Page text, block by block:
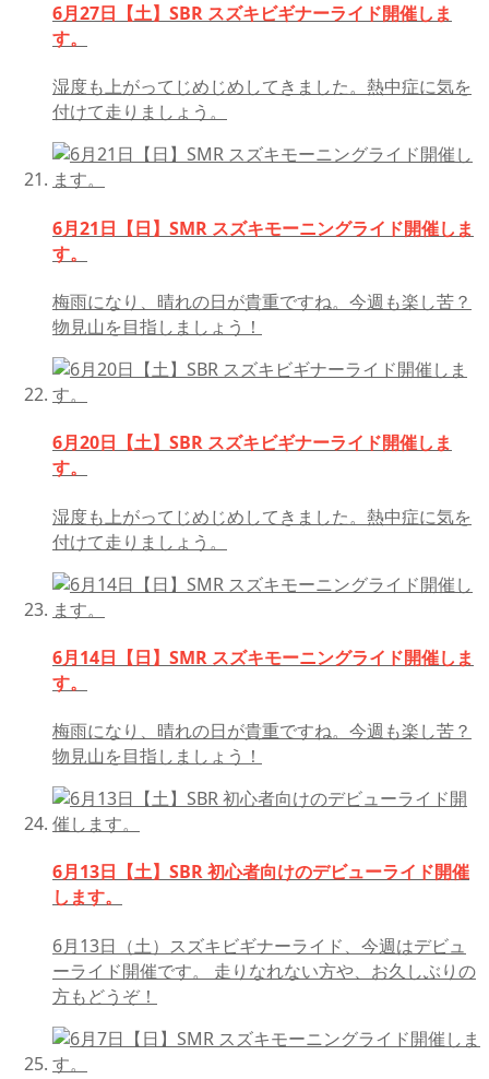
6月27日【土】SBR スズキビギナーライド開催しま
す。
湿度も上がってじめじめしてきました。熱中症に気を
付けて走りましょう。
6月21日【日】SMR スズキモーニングライド開催しま
す。
梅雨になり、晴れの日が貴重ですね。今週も楽し苦？
物見山を目指しましょう！
6月20日【土】SBR スズキビギナーライド開催しま
す。
湿度も上がってじめじめしてきました。熱中症に気を
付けて走りましょう。
6月14日【日】SMR スズキモーニングライド開催しま
す。
梅雨になり、晴れの日が貴重ですね。今週も楽し苦？
物見山を目指しましょう！
6月13日【土】SBR 初心者向けのデビューライド開催
します。
6月13日（土）スズキビギナーライド、今週はデビュ
ーライド開催です。 走りなれない方や、お久しぶりの
方もどうぞ！